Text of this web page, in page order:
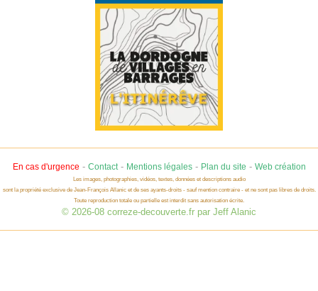
En cas d'urgence - Contact- Mentions légales- Plan du site - Web création
Les images, photographies, vidéos, textes, données et descriptions audio
sont la propriété exclusive de Jean-François Allanic et de ses ayants-droits - sauf mention contraire - et ne sont pas libres de droits.
Toute reproduction totale ou partielle est interdit sans autorisation écrite.
© 2026-08 correze-decouverte.fr par Jeff Alanic